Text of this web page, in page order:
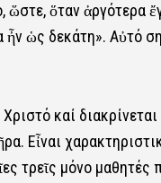
ὅταν ἀργότερα
ὡς δεκάτη». Αὐτό
καί διακρίνεται
Εἶναι
τρεῖς μόνο